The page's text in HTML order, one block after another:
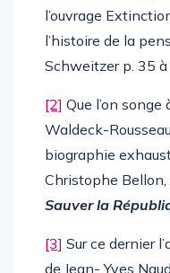
l’ouvrage
l’histoire de la
Schweitzer p. 35 à
[2] Que l’on songe
Waldeck-
biographie
Christophe Bellon,
Sauver la
[3] Sur ce dernier
de Jean- Yves